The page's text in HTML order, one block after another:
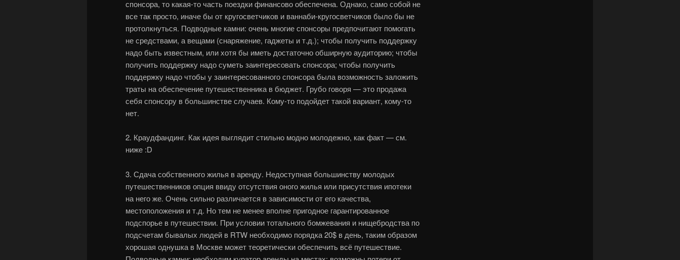
спонсора, то какая-то часть поездки финансово обеспечена. Однако, само собой не
все так просто, иначе бы от кругосветчиков и ваннаби-кругосветчиков было бы не
протолкнуться. Подводные камни: очень многие спонсоры предпочитают помогать
не средствами, а вещами (снаряжение, гаджеты и т.д.); чтобы получить поддержку
надо быть известным, или хотя бы иметь достаточно обширную аудиторию; чтобы
получить поддержку надо суметь заинтересовать спонсора; чтобы получить
поддержку надо чтобы у заинтересованного спонсора была возможность заложить
траты на обеспечение путешественника в бюджет. Грубо говоря — это продажа
себя спонсору в большинстве случаев. Кому-то подойдет такой вариант, кому-то
нет.
2. Краудфандинг. Как идея выглядит стильно модно молодежно, как факт — см.
ниже :D
3. Сдача собственного жилья в аренду. Недоступная большинству молодых
путешественников опция ввиду отсутствия оного жилья или присутствия ипотеки
на него же. Очень сильно различается в зависимости от его качества,
местоположения и т.д. Но тем не менее вполне пригодное гарантированное
подспорье в путешествии. При условии тотального бомжевания и нищебродства по
подсчетам бывалых людей в RTW необходимо порядка 20$ в день, таким образом
хорошая однушка в Москве может теоретически обеспечить всё путешествие.